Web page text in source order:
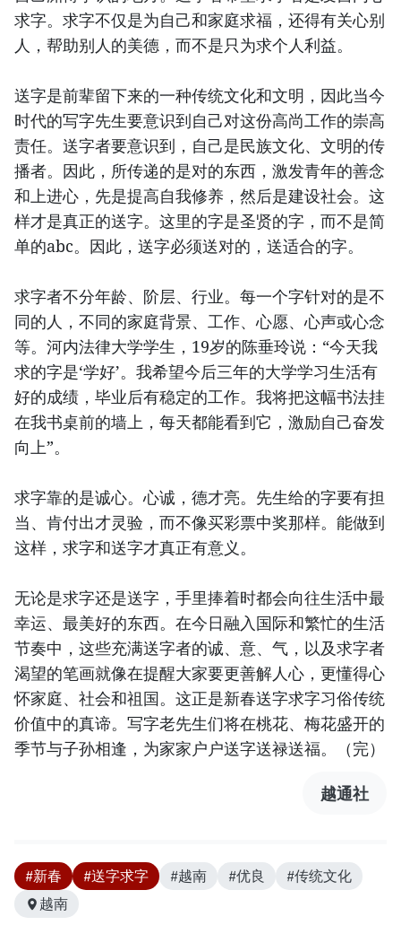
求字。求字不仅是为自己和家庭求福，还得有关心别
人，帮助别人的美德，而不是只为求个人利益。
送字是前辈留下来的一种传统文化和文明，因此当今
时代的写字先生要意识到自己对这份高尚工作的崇高
责任。送字者要意识到，自己是民族文化、文明的传
播者。因此，所传递的是对的东西，激发青年的善念
和上进心，先是提高自我修养，然后是建设社会。这
样才是真正的送字。这里的字是圣贤的字，而不是简
单的abc。因此，送字必须送对的，送适合的字。
求字者不分年龄、阶层、行业。每一个字针对的是不
同的人，不同的家庭背景、工作、心愿、心声或心念
等。河内法律大学学生，19岁的陈垂玲说：“今天我
求的字是‘学好’。我希望今后三年的大学学习生活有
好的成绩，毕业后有稳定的工作。我将把这幅书法挂
在我书桌前的墙上，每天都能看到它，激励自己奋发
向上”。
求字靠的是诚心。心诚，德才亮。先生给的字要有担
当、肯付出才灵验，而不像买彩票中奖那样。能做到
这样，求字和送字才真正有意义。
无论是求字还是送字，手里捧着时都会向往生活中最
幸运、最美好的东西。在今日融入国际和繁忙的生活
节奏中，这些充满送字者的诚、意、气，以及求字者
渴望的笔画就像在提醒大家要更善解人心，更懂得心
怀家庭、社会和祖国。这正是新春送字求字习俗传统
价值中的真谛。写字老先生们将在桃花、梅花盛开的
季节与子孙相逢，为家家户户送字送禄送福。（完）
越通社
#新春 #送字求字 #越南 #优良
#传统文化
越南